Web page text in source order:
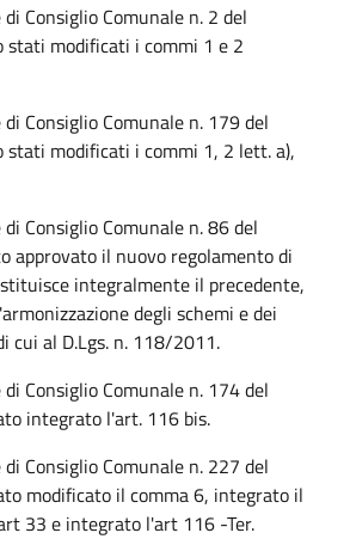
Consiglio Comunale n. 2 del
modificati i commi 1 e 2
Consiglio Comunale n. 179 del
modificati i commi 1, 2 lett. a),
Consiglio Comunale n. 86 del
approvato il nuovo regolamento di
integralmente il precedente,
degli schemi e dei
cui al D.Lgs. n. 118/2011.
Consiglio Comunale n. 174 del
integrato l'art. 116 bis.
Consiglio Comunale n. 227 del
modificato il comma 6, integrato il
33 e integrato l'art 116 -Ter.